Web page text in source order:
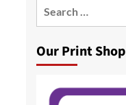
Our Print Shop